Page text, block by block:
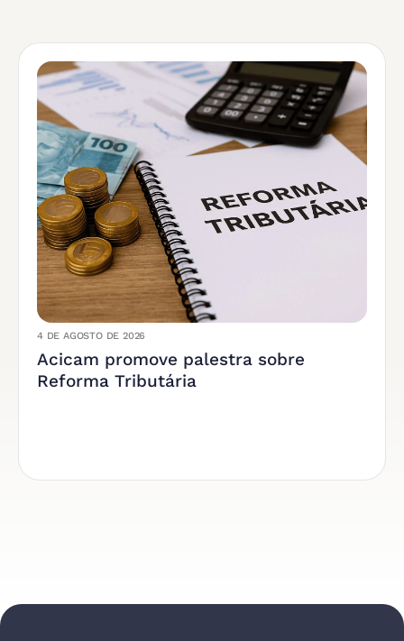
4 DE AGOSTO DE 2026
Acicam promove palestra sobre
Reforma Tributária